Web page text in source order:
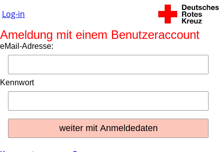
Log-in
Ameldung mit einem Benutzeraccount
eMail-Adresse:
Kennwort